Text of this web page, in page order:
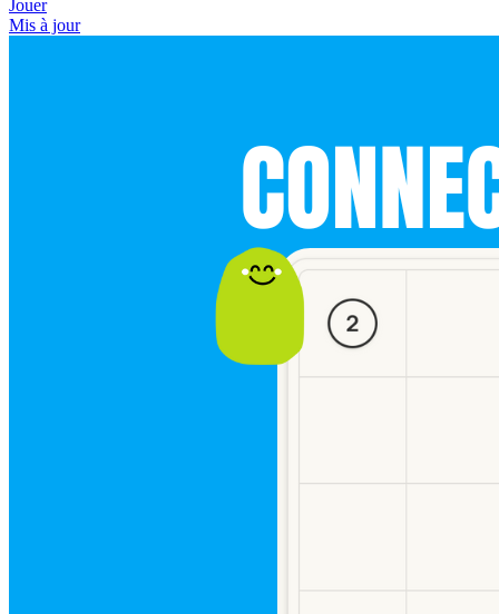
Jouer
Mis à jour